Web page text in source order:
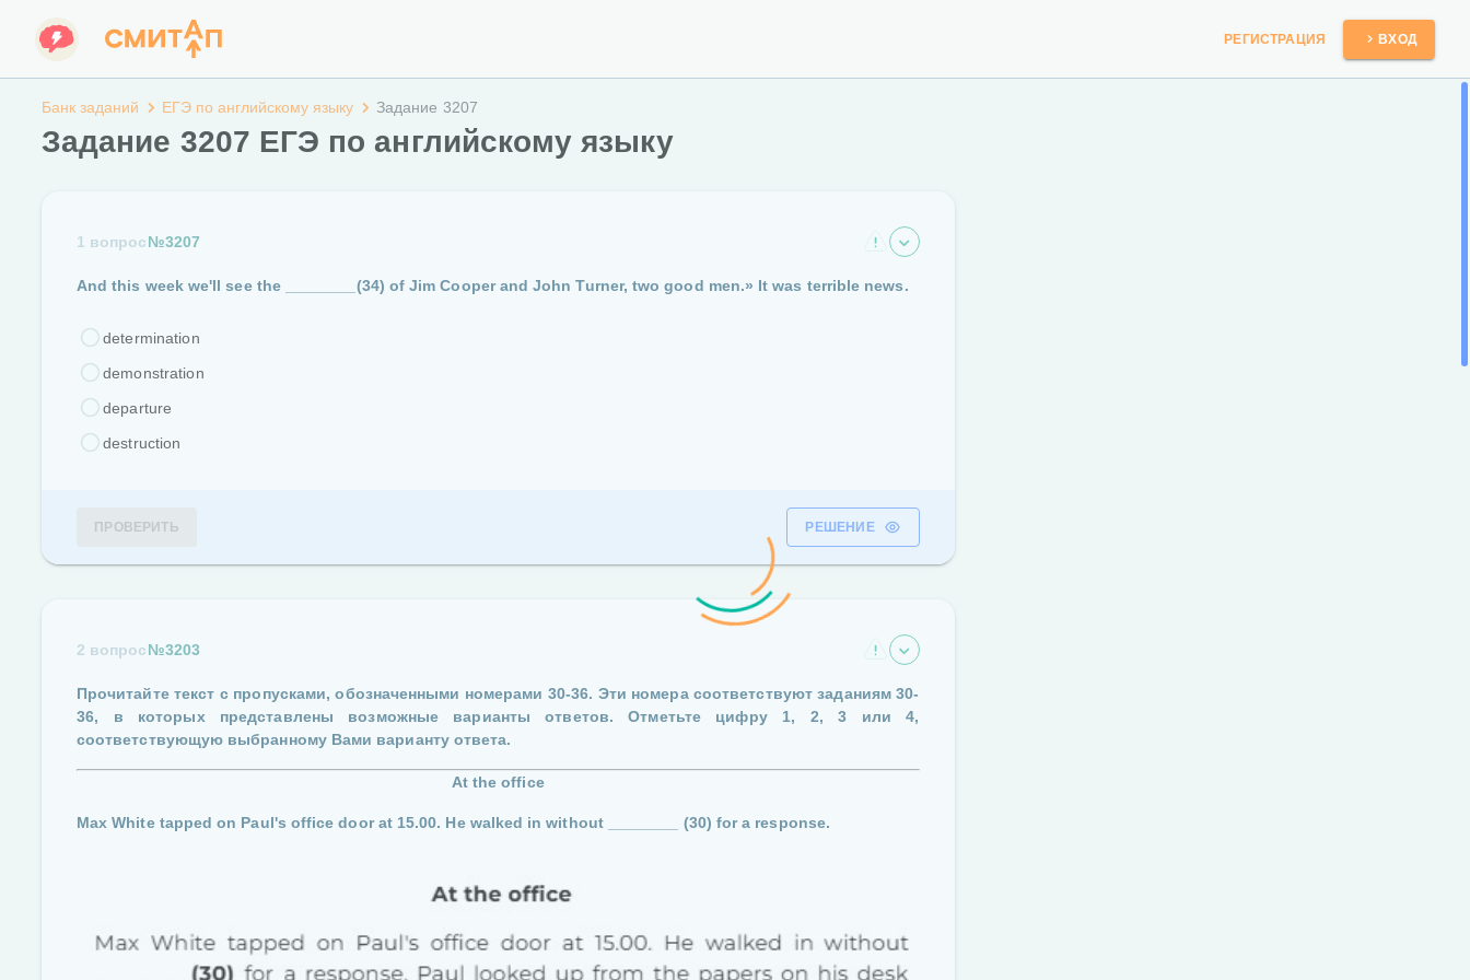
РЕГИСТРАЦИЯ ВХОД
Банк заданий ЕГЭ по английскому языку Задание 3207
Задание 3207 ЕГЭ по английскому языку
1 вопрос№3207
And this week we'll see the ________(34) of Jim Cooper and John Turner, two good men.» It was terrible news.
determination
demonstration
departure
destruction
ПРОВЕРИТЬ РЕШЕНИЕ
2 вопрос№3203
Прочитайте текст с пропусками, обозначенными номерами 30-36. Эти номера соответствуют заданиям30-
36, в которых представлены возможные варианты ответов. Отметьте цифру 1, 2, 3 или 4,
соответствующую выбранному Вами варианту ответа.
At the office
Max White tapped on Paul's office door at 15.00. He walked in without ________ (30) for a response.